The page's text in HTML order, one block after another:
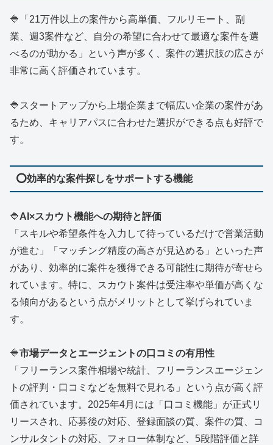
🔷「21万件以上の案件から高単価、フルリモート、副
業、週3案件など、自分の希望に合わせて最適な案件を選
べるのが助かる」という声が多く、案件の選択肢の広さが
非常に高く評価されています。
🔷スタートアップから上場企業まで幅広い企業の案件があ
るため、キャリアパスに合わせた選択ができる点も好評で
す。
⭕効率的な案件探しをサポートする機能
🔷AI×スカウト機能への期待と評価
「スキルや希望条件を入力して待っているだけで営業活動
が進む」「マッチング精度の高さが見込める」といった声
があり、効率的に案件を獲得できる可能性に期待が寄せら
れています。特に、スカウト案件は受注率や単価が高くな
る傾向があるという点がメリットとして挙げられていま
す。
🔷市場データとエージェントの口コミの有用性
「フリーランス案件相場や統計、フリーランスエージェン
トの評判・口コミなどを無料で見れる」という点が高く評
価されています。2025年4月には「口コミ機能」が正式リ
リースされ、応募後の対応、登録面談の質、案件の質、コ
ンサルタントの対応、フォロー体制など、5段階評価と詳